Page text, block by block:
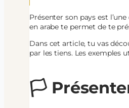
Présenter son pays est
en arabe te permet de te
Dans cet article, tu vas
par les tiens. Les exemples
🏳️